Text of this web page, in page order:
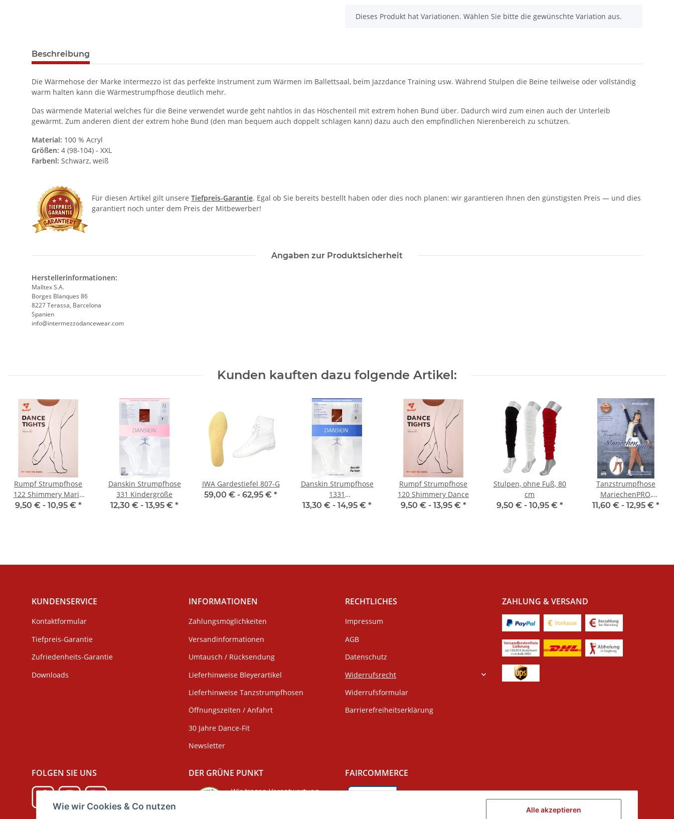
Alle akzeptieren
Wie wir Cookies & Co nutzen
x
Dieses Produkt hat Variationen. Wählen Sie bitte die gewünschte Variation aus.
Beschreibung
Die Wärmehose der Marke Intermezzo ist das perfekte Instrument zum Wärmen im Ballettsaal, beim Jazzdance Training usw. Während Stulpen die Beine teilweise oder vollständig
warm halten kann die Wärmestrumpfhose deutlich mehr.
Das wärmende Material welches für die Beine verwendet wurde geht nahtlos in das Höschenteil mit extrem hohen Bund über. Dadurch wird zum einen auch der Unterleib
gewärmt. Zum anderen dient der extrem hohe Bund (den man bequem auch doppelt schlagen kann) dazu auch den empfindlichen Nierenbereich zu schützen.
Material: 100 % Acryl
Größen: 4 (98-104) - XXL
Farbenl: Schwarz, weiß
Für diesen Artikel gilt unsere Tiefpreis-Garantie. Egal ob Sie bereits bestellt haben oder dies noch planen: wir garantieren Ihnen den günstigsten Preis — und dies
garantiert noch unter dem Preis der Mitbewerber!
Angaben zur Produktsicherheit
Herstellerinformationen:
Malltex S.A.
Borges Blanques 86
8227 Terassa, Barcelona
Spanien
info@intermezzodancewear.com
Kunden kauften dazu folgende Artikel:
Rumpf Strumpfhose
122 Shimmery Marie
toast
9,50 € - 10,95 € *
Danskin Strumpfhose
331 Kindergröße
12,30 € - 13,95 € *
IWA Gardestiefel 807-G
59,00 € - 62,95 € *
Danskin Strumpfhose
1331
Erwachsenengröße
13,30 € - 14,95 € *
Rumpf Strumpfhose
120 Shimmery Dance
9,50 € - 13,95 € *
Stulpen, ohne Fuß, 80
cm
9,50 € - 10,95 € *
Tanzstrumpfhose
MariechenPRO,
Kindergrößen, Toast
11,60 € - 12,95 € *
KUNDENSERVICE
Kontaktformular
Tiefpreis-Garantie
Zufriedenheits-Garantie
Downloads
INFORMATIONEN
Zahlungsmöglichkeiten
Versandinformationen
Umtausch / Rücksendung
Lieferhinweise Bleyerartikel
Lieferhinweise Tanzstrumpfhosen
Öffnungszeiten / Anfahrt
30 Jahre Dance-Fit
Newsletter
RECHTLICHES
Impressum
AGB
Datenschutz
Widerrufsrecht
Widerrufsformular
Barrierefreiheitserklärung
ZAHLUNG & VERSAND
FOLGEN SIE UNS DER GRÜNE PUNKT
Wir tragen Verantwortung
FAIRCOMMERCE